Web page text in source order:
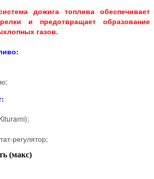
дожига топлива обеспечивает
и предотвращает образование
газов.
регулятор;
(макс)